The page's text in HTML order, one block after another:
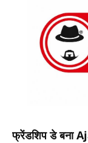
फ्रेंडशिप डे बना